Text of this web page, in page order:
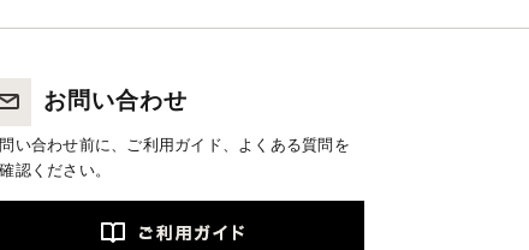
お問い合わせ
い合わせ前に、ご利用ガイド、よくある質問を
認ください。